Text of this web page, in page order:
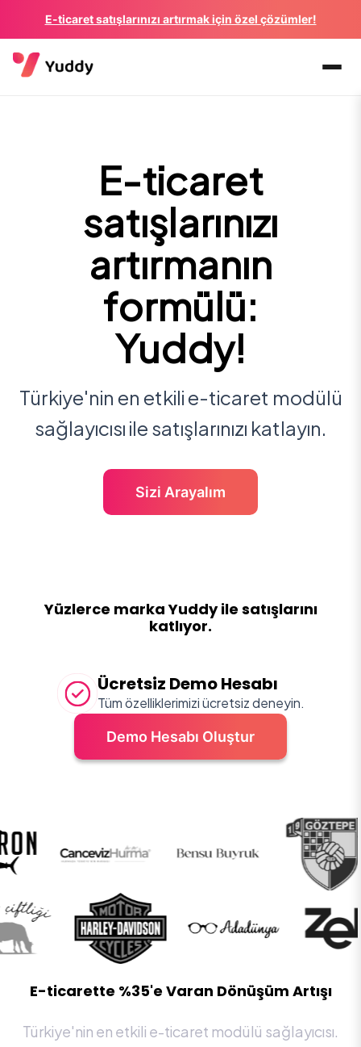
E-ticaret satışlarınızı artırmak için özel çözümler!
E-ticaret
satışlarınızı
artırmanın
formülü:
Yuddy!
Türkiye'nin en etkili e-ticaret modülü
sağlayıcısı ile satışlarınızı katlayın.
Sizi Arayalım
Yüzlerce marka Yuddy ile satışlarını
katlıyor.
Ücretsiz Demo Hesabı
Tüm özelliklerimizi ücretsiz deneyin.
Demo Hesabı Oluştur
E-ticarette %35'e Varan Dönüşüm Artışı
Türkiye'nin en etkili e-ticaret modülü sağlayıcısı.